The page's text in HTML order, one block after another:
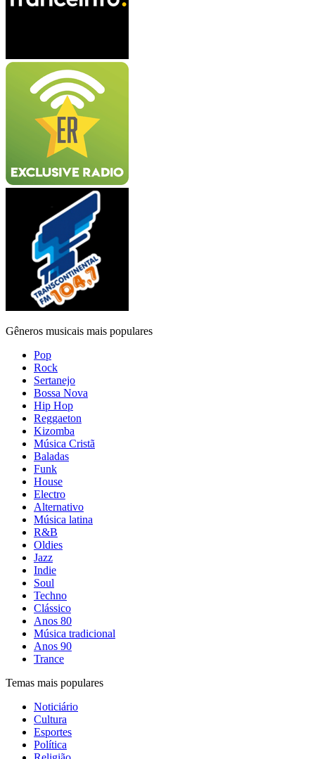
Gêneros musicais mais populares
Pop
Rock
Sertanejo
Bossa Nova
Hip Hop
Reggaeton
Kizomba
Música Cristã
Baladas
Funk
House
Electro
Alternativo
Música latina
R&B
Oldies
Jazz
Indie
Soul
Techno
Clássico
Anos 80
Música tradicional
Anos 90
Trance
Temas mais populares
Noticiário
Cultura
Esportes
Política